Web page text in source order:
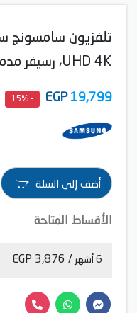
UHD 4K، رسيفر مدمج - UA43U8000H
19,799
EGP
- 15%
أضف إلى السلة
الأقساط المتاحة
6 أشهر / 3,876 EGP